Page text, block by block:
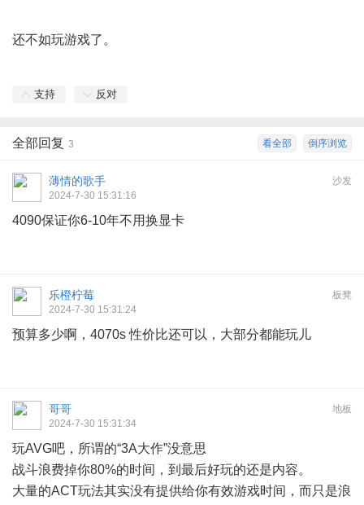
还不如玩游戏了。
支持 反对
倒序浏览
看全部
全部回复 3
沙发
薄情的歌手
2024-7-30 15:31:16
4090保证你6-10年不用换显卡
板凳
乐橙柠莓
2024-7-30 15:31:24
预算多少啊，4070s 性价比还可以，大部分都能玩儿
地板
哥哥
2024-7-30 15:31:34
玩AVG吧，所谓的“3A大作”没意思
战斗浪费掉你80%的时间，到最后好玩的还是内容。
大量的ACT玩法其实没有提供给你有效游戏时间，而只是浪